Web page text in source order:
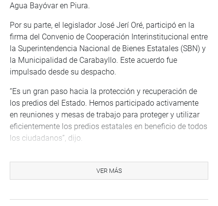
Agua Bayóvar en Piura.
Por su parte, el legislador José Jerí Oré, participó en la
firma del Convenio de Cooperación Interinstitucional entre
la Superintendencia Nacional de Bienes Estatales (SBN) y
la Municipalidad de Carabayllo. Este acuerdo fue
impulsado desde su despacho.
“Es un gran paso hacia la protección y recuperación de
los predios del Estado. Hemos participado activamente
en reuniones y mesas de trabajo para proteger y utilizar
eficientemente los predios estatales en beneficio de todos
los ciudadanos”, dijo.
Parinacochas, en Ayacucho, Yony Reyes Anampa, a fin de
discutir la necesidad de crear la Universidad Nacional
VER MÁS